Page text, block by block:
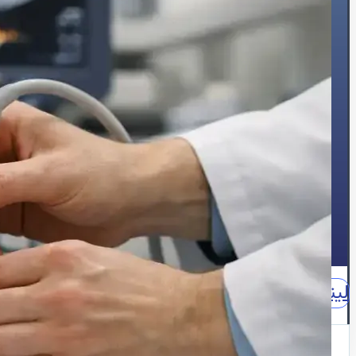
😵سنکوپ
⏰نوبت‌دهی آنلاین
👩🏻‍⚕️درباره ما
🩺دکتر محبوبه شیخ
📃سوابق علمی و اجرایی
🥇افتخارات و تقدیرنامه‌ها
🌍English
📞تماس با ما
لینکدیناینستاگرامآپارات واتساپواتساپ مشاوره